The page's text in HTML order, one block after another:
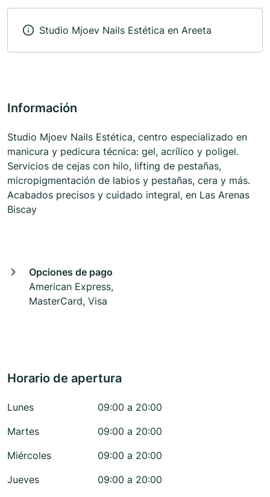
Studio Mjoev Nails Estética en Areeta
Información
Studio Mjoev Nails Estética, centro especializado en
manicura y pedicura técnica: gel, acrílico y poligel.
Servicios de cejas con hilo, lifting de pestañas,
micropigmentación de labios y pestañas, cera y más.
Acabados precisos y cuidado integral, en Las Arenas
Biscay
Opciones de pago
American Express,
MasterCard, Visa
Horario de apertura
Lunes
09:00 a 20:00
Martes
09:00 a 20:00
Miércoles
09:00 a 20:00
Jueves
09:00 a 20:00